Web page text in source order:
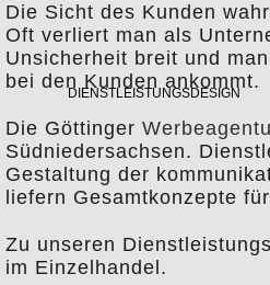
DIENSTLEISTUNGSDESIGN
Die Sicht des Kunden
Oft verliert man als
Unsicherheit breit und
bei den Kunden ankommt.
Die Göttinger
Südniedersachsen.
Gestaltung der
liefern Gesamtkonzepte
Zu unseren
im Einzelhandel.